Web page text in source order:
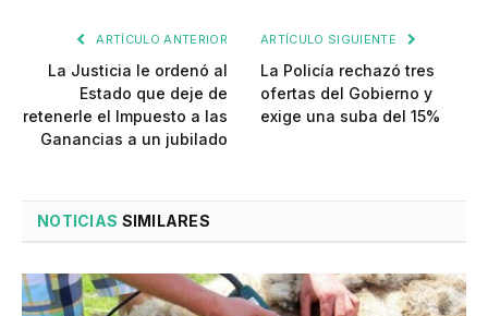
ARTÍCULO ANTERIOR
La Justicia le ordenó al
Estado que deje de
retenerle el Impuesto a las
Ganancias a un jubilado
ARTÍCULO SIGUIENTE
La Policía rechazó tres
ofertas del Gobierno y
exige una suba del 15%
NOTICIAS SIMILARES